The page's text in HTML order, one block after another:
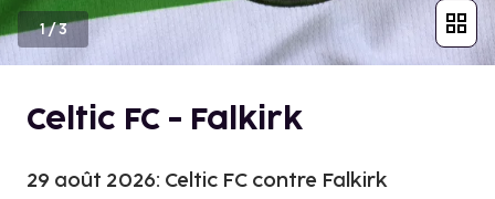
1/3
Celtic FC - Falkirk
29 août 2026: Celtic FC contre Falkirk